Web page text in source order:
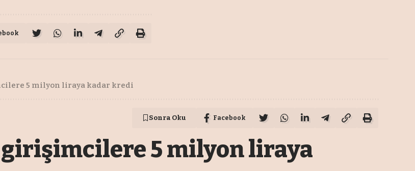
5 milyon liraya kadar kredi
Sonra Oku Facebook
5 milyon liraya